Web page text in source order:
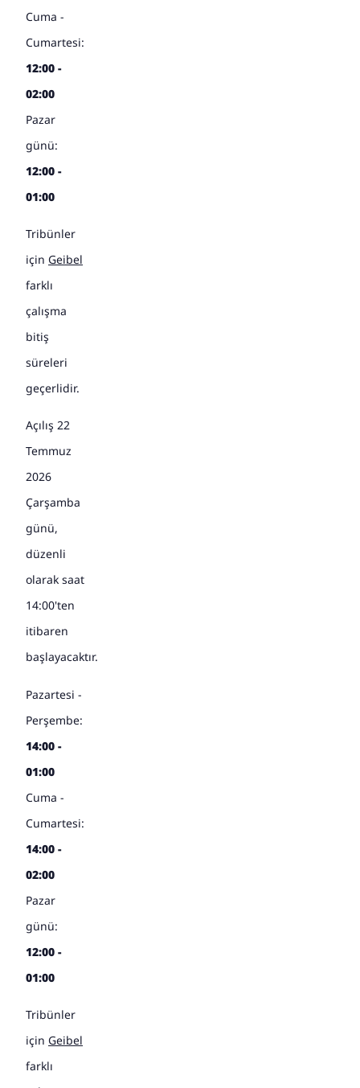
Cuma -
Cumartesi:
12:00 -
02:00
Pazar
günü:
12:00 -
01:00
Tribünler
için Geibel
farklı
çalışma
bitiş
süreleri
geçerlidir.
Açılış 22
Temmuz
2026
Çarşamba
günü,
düzenli
olarak saat
14:00'ten
itibaren
başlayacaktır.
Pazartesi -
Perşembe:
14:00 -
01:00
Cuma -
Cumartesi:
14:00 -
02:00
Pazar
günü:
12:00 -
01:00
Tribünler
için Geibel
farklı